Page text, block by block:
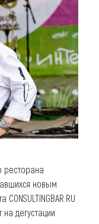
ресторана
новым
на дегустации